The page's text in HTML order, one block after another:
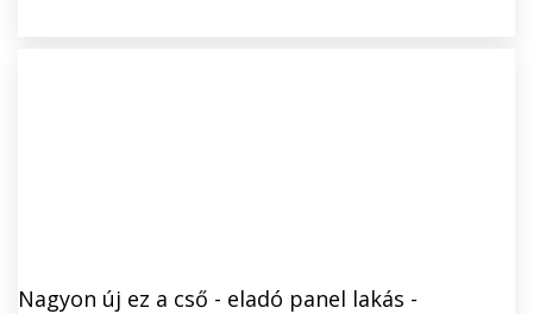
Nagyon új ez a cső - eladó panel lakás -